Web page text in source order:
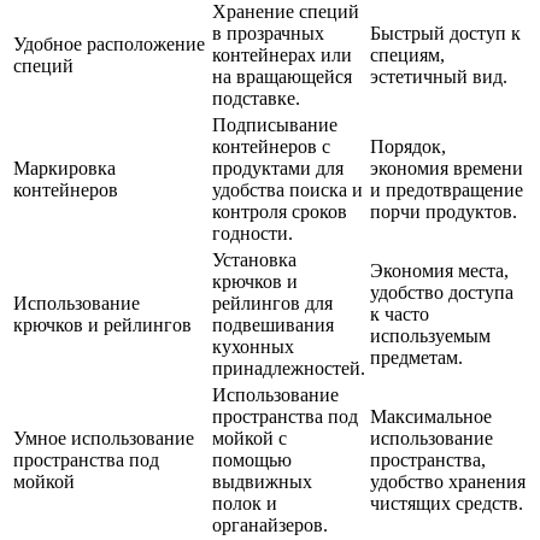
Удобное расположение
специй
Хранение специй
в прозрачных
контейнерах или
на вращающейся
подставке.
Быстрый доступ к
специям,
эстетичный вид.
Маркировка
контейнеров
Подписывание
контейнеров с
продуктами для
удобства поиска и
контроля сроков
годности.
Порядок,
экономия времени
и предотвращение
порчи продуктов.
Использование
крючков и рейлингов
Установка
крючков и
рейлингов для
подвешивания
кухонных
принадлежностей.
Экономия места,
удобство доступа
к часто
используемым
предметам.
Умное использование
пространства под
мойкой
Использование
пространства под
мойкой с
помощью
выдвижных
полок и
органайзеров.
Максимальное
использование
пространства,
удобство хранения
чистящих средств.